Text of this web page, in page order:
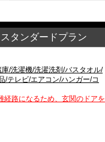
タンダードプラン
/洗濯機/洗濯洗剤/バスタオル/
/テレビ/エアコン/ハンガー/コ
経路になるため、玄関のドアを